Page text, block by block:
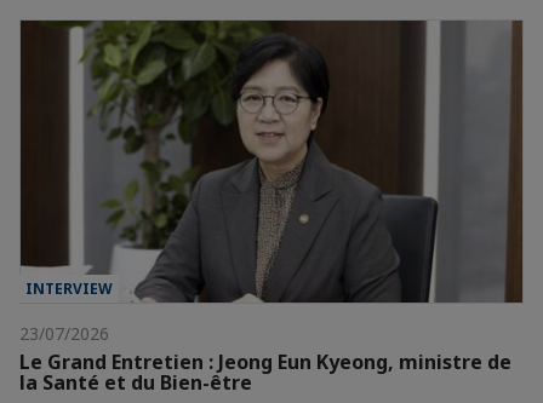
INTERVIEW
23/07/2026
Le Grand Entretien : Jeong Eun Kyeong, ministre de
la Santé et du Bien-être